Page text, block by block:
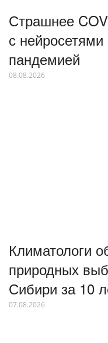
Страшнее
с
пандемией
08.08.2026
Климатологи
природных
Сибири за 10
07.08.2026